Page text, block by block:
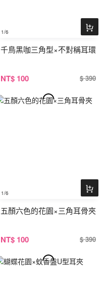
1/6
千鳥黑咖三角型×不對稱耳環
NT$ 100 $ 390
1/6
五顏六色的花園×三角耳骨夾
NT$ 100 $ 390